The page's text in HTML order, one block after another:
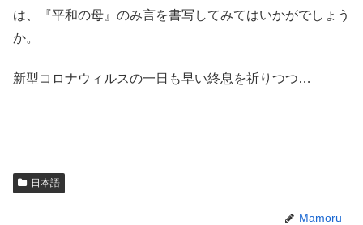
は、『平和の母』のみ言を書写してみてはいかがでしょう
か。
新型コロナウィルスの一日も早い終息を祈りつつ…
日本語
Mamoru